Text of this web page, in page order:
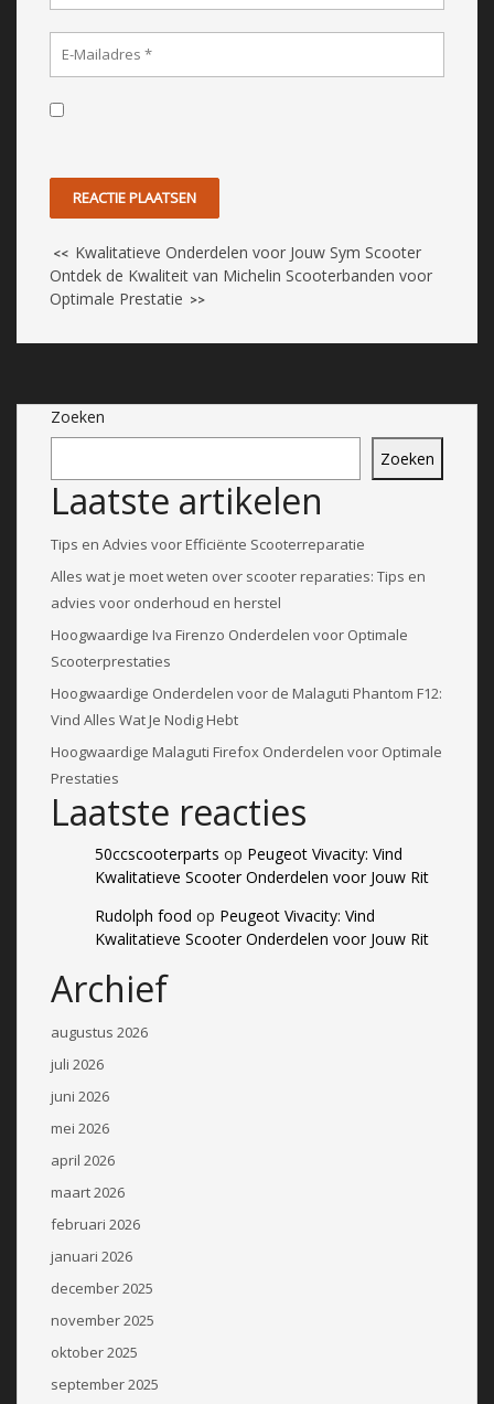
<< Kwalitatieve Onderdelen voor Jouw Sym Scooter
Ontdek de Kwaliteit van Michelin Scooterbanden voor
Optimale Prestatie >>
Zoeken
Zoeken
Laatste artikelen
Tips en Advies voor Efficiënte Scooterreparatie
Alles wat je moet weten over scooter reparaties: Tips en
advies voor onderhoud en herstel
Hoogwaardige Iva Firenzo Onderdelen voor Optimale
Scooterprestaties
Hoogwaardige Onderdelen voor de Malaguti Phantom F12:
Vind Alles Wat Je Nodig Hebt
Hoogwaardige Malaguti Firefox Onderdelen voor Optimale
Prestaties
Laatste reacties
50ccscooterparts op Peugeot Vivacity: Vind
Kwalitatieve Scooter Onderdelen voor Jouw Rit
Rudolph food op Peugeot Vivacity: Vind
Kwalitatieve Scooter Onderdelen voor Jouw Rit
Archief
augustus 2026
juli 2026
juni 2026
mei 2026
april 2026
maart 2026
februari 2026
januari 2026
december 2025
november 2025
oktober 2025
september 2025